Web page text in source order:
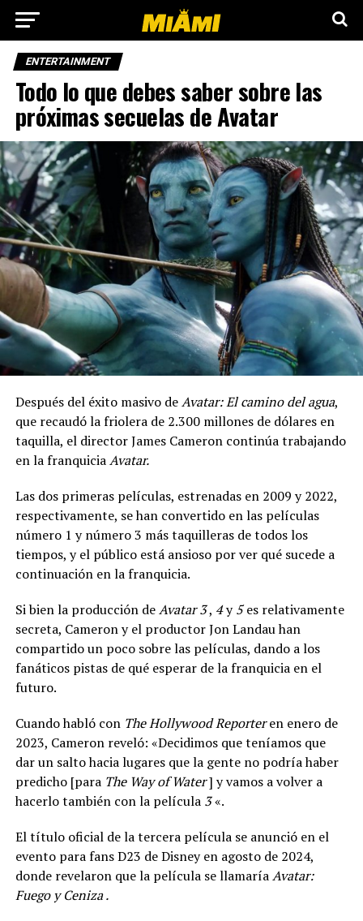
ENTERTAINMENT
Todo lo que debes saber sobre las
próximas secuelas de Avatar
Después del éxito masivo deAvatar: El camino del agua,
que recaudó la friolera de 2.300 millones de dólares en
taquilla, el director James Cameron continúa trabajando
en la franquiciaAvatar.
Las dos primeras películas, estrenadas en 2009 y 2022,
respectivamente, se han convertido en las películas
número 1 y número 3 más taquilleras de todos los
tiempos, y el público está ansioso por ver qué sucede a
continuación en la franquicia.
Si bien la producción deAvatar 3, 4y5es relativamente
secreta, Cameron y el productor Jon Landau han
compartido un poco sobre las películas, dando a los
fanáticos pistas de qué esperar de la franquicia en el
futuro.
Cuando habló con The Hollywood Reporteren enero de
2023, Cameron reveló: «Decidimos que teníamos que
dar un salto hacia lugares que la gente no podría haber
predicho [para The Way of Water] y vamos a volver a
hacerlo también con la película 3«.
El título oficial de la tercera película se anunció en el
evento para fans D23 de Disney en agosto de 2024,
donde revelaron que la película se llamaríaAvatar:
Fuego y Ceniza .